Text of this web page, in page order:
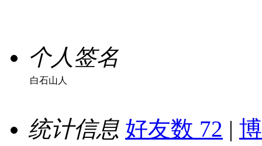
个人签名
白石山人
统计信息 好友数 72 |